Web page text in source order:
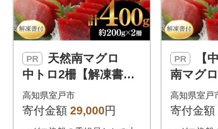
PR
中トロ2柵【解凍書
付】
高知県室戸市
寄付金額 29,000円
PR
南マグ
【解凍
高知県室戸
寄付金額